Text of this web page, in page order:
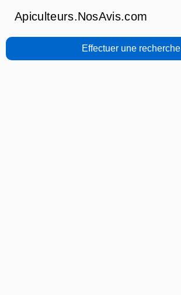
Apiculteurs.NosAvis.com
Effectuer une recherche